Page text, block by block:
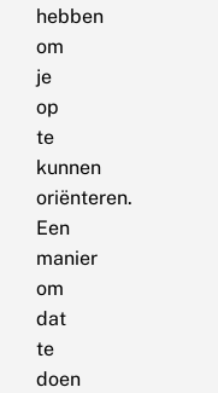
hebben
om
je
op
te
kunnen
oriënteren.
Een
manier
om
dat
te
doen